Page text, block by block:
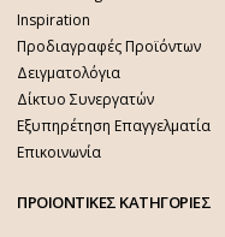
Inspiration
Προδιαγραφές Προϊόντων
Δειγματολόγια
Δίκτυο Συνεργατών
Εξυπηρέτηση Επαγγελματία
Επικοινωνία
ΠΡΟΙΟΝΤΙΚΕΣ ΚΑΤΗΓΟΡΙΕΣ